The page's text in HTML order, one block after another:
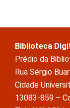
Biblioteca
Prédio da
Rua Sérgio
Cidade
13083-859 –